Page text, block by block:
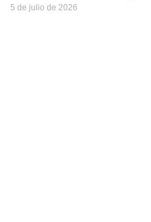
5 de julio de 2026